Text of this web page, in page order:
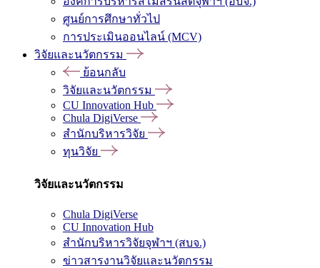
ศูนย์การศึกษาทั่วไป
การประเมินออนไลน์ (MCV)
วิจัยและนวัตกรรม
ย้อนกลับ
วิจัยและนวัตกรรม
CU Innovation Hub
Chula DigiVerse
สำนักบริหารวิจัย
ทุนวิจัย
วิจัยและนวัตกรรม
Chula DigiVerse
CU Innovation Hub
สำนักบริหารวิจัยจุฬาฯ (สบจ.)
ข่าวสารงานวิจัยและนวัตกรรม